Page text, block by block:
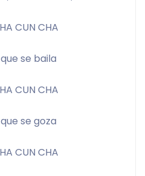
CUN CHA
se baila
CUN CHA
se goza
CUN CHA